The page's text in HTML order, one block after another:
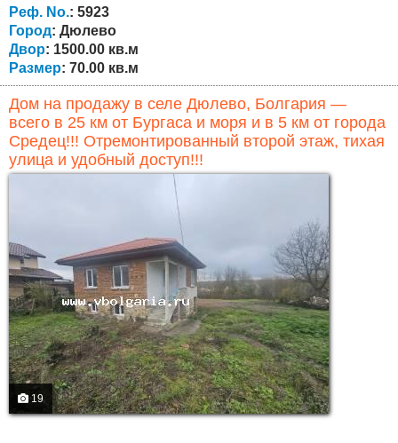
пространство по желанию нового владельца. Первый
этаж завершён и готов к проживанию, включает...
Реф. No.: 5923
Город: Дюлево
Двор: 1500.00 кв.м
Размер: 70.00 кв.м
Дом на продажу в селе Дюлево, Болгария —
всего в 25 км от Бургаса и моря и в 5 км от города
Средец!!! Отремонтированный второй этаж, тихая
улица и удобный доступ!!!
19